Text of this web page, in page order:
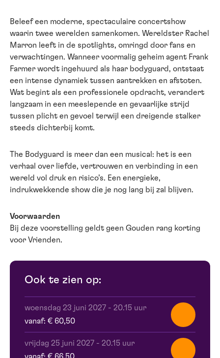
Beleef een moderne, spectaculaire concertshow
waarin twee werelden samenkomen. Wereldster Rachel
Marron leeft in de spotlights, omringd door fans en
verwachtingen. Wanneer voormalig geheim agent Frank
Farmer wordt ingehuurd als haar bodyguard, ontstaat
een intense dynamiek tussen aantrekken en afstoten.
Wat begint als een professionele opdracht, verandert
langzaam in een meeslepende en gevaarlijke strijd
tussen plicht en gevoel terwijl een dreigende stalker
steeds dichterbij komt.
The Bodyguard is meer dan een musical: het is een
verhaal over liefde, vertrouwen en verbinding in een
wereld vol druk en risico’s. Een energieke,
indrukwekkende show die je nog lang bij zal blijven.
Voorwaarden
Bij deze voorstelling geldt geen Gouden rang korting
voor Vrienden.
Ook te zien op:
woensdag 23 juni 2027 - 20.15 uur
vanaf: € 60,50
vrijdag 25 juni 2027 - 20.15 uur